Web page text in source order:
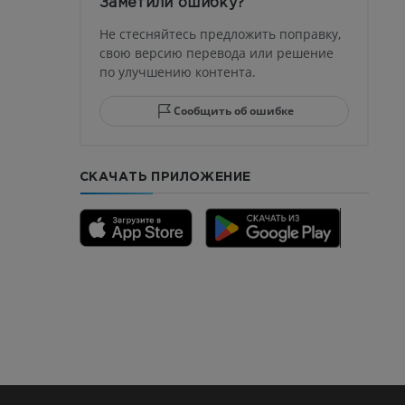
Заметили ошибку?
Не стесняйтесь предложить поправку,
свою версию перевода или решение
по улучшению контента.
Сообщить об ошибке
СКАЧАТЬ ПРИЛОЖЕНИЕ